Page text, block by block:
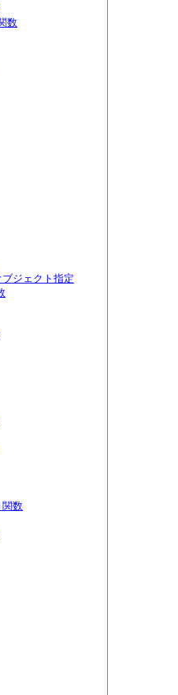
数
ブジェクト指定
関数